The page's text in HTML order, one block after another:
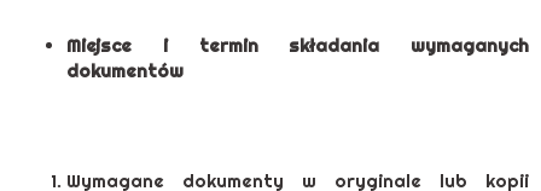
Miejsce i termin składania wymaganych
dokumentów
Wymagane dokumenty w oryginale lub kopii